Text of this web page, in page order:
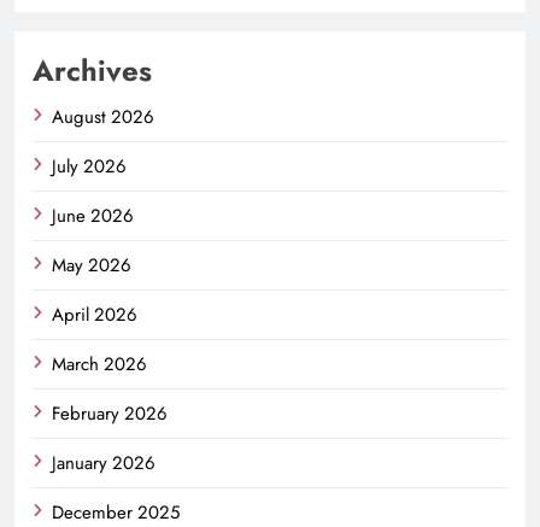
Archives
August 2026
July 2026
June 2026
May 2026
April 2026
March 2026
February 2026
January 2026
December 2025